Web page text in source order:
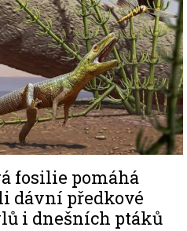
fosilie pomáhá
dávní předkové
i dnešních ptáků